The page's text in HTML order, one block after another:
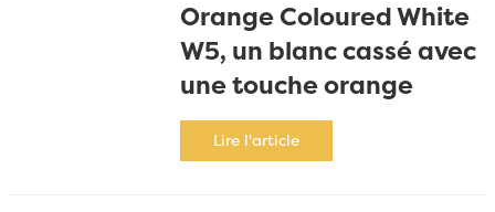
Orange Coloured White
W5, un blanc cassé avec
une touche orange
Lire l'article